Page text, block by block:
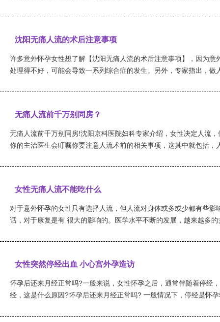
沈阳无痛人流的术后注意事项
许多意外怀孕女性想了解【沈阳无痛人流的术后注意事项】，因为意
处理得不好，可能会导致一系列综合症的发生。另外，专家指出，做
无痛人流前千万别同房？
无痛人流前千万别同房!沈阳京科医院妇科专家介绍，女性决定人流
你的主治医生会叮嘱你要注意人流术前的相关事项，这其中就包括，
女性无痛人流不能吃什么
对于意外怀孕的女性只有选择人流，但人流对身体或多或少都有些影
话，对于康复是有 很大的影响的。医学水平不断的发展，越来越多
女性突然停经出血 小心宫外孕造访
怀孕后还来月经正常吗?一般来说，女性怀孕之后，通常伴随着停经
经，这是什么原因?怀孕后还来月经正常吗? 一般情况下，停经是怀